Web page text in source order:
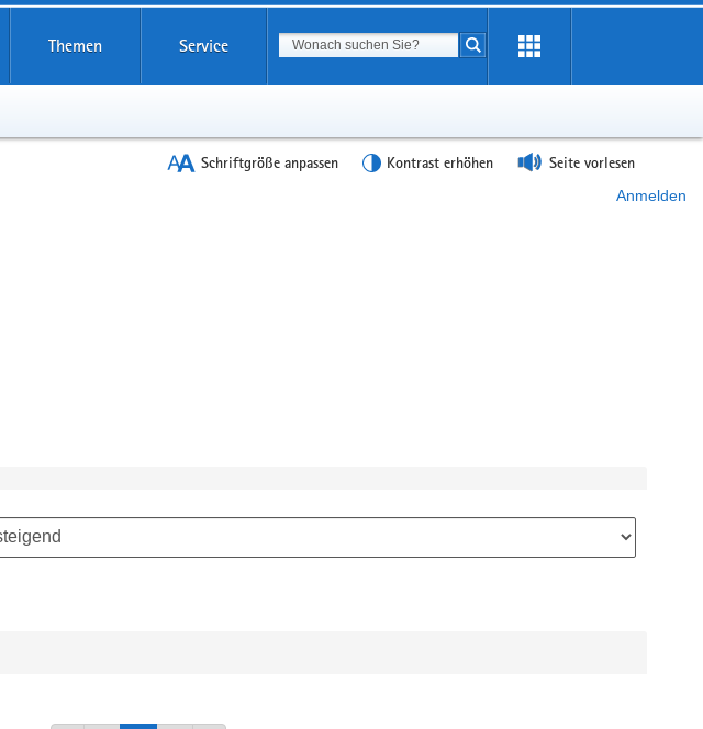
Themen Service Suchbegriff
Suche starten
Schriftgröße anpassen Kontrast erhöhen Seite vorlesen
Anmelden